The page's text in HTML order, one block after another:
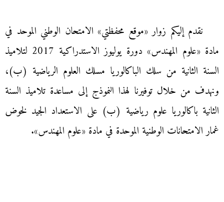
نقدم إليكم زوار «موقع محفظتي» الامتحان الوطني الموحد في
مادة «علوم المهندس» دورة يوليوز الاستدراكية 2017 لتلاميذ
السنة الثانية من سلك الباكالوريا مسلك العلوم الرياضية (ب)،
ونهدف من خلال توفيرنا لهذا النموذج إلى مساعدة تلاميذ السنة
الثانية باكالوريا علوم رياضية (ب) على الاستعداد الجيد لخوض
غمار الامتحانات الوطنية الموحدة في مادة «علوم المهندس».